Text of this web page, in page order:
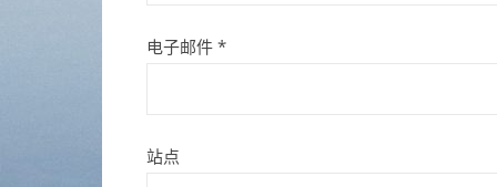
电子邮件 *
站点